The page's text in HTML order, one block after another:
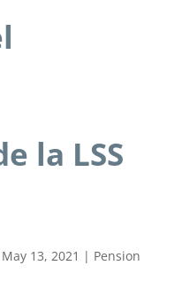
la LSS
May 13, 2021 | Pension